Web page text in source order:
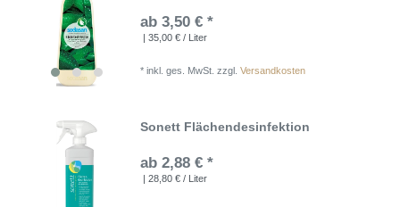
ab 3,50 € *
| 35,00 € / Liter
*inkl. ges. MwSt. zzgl.Versandkosten
Sonett Flächendesinfektion
ab 2,88 € *
| 28,80 € / Liter